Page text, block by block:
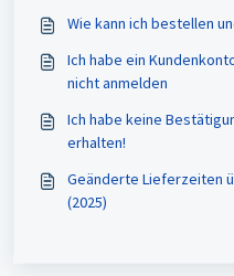
Wie kann ich bestellen
Ich habe ein
nicht anmelden
Ich habe keine
erhalten!
Geänderte Lieferzeiten
(2025)